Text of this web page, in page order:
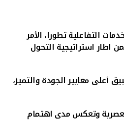
التفاعلية تطورا، الأمر
اطار استراتيجية التحول
أعلى معايير الجودة والتميز،
وتعكس مدى اهتمام